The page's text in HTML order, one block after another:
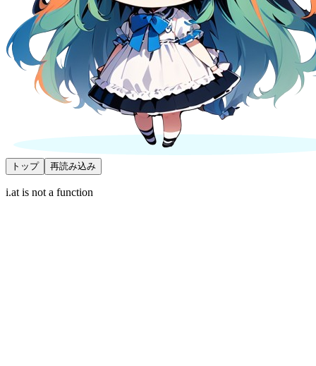
トップ 再読み込み
i.at is not a function